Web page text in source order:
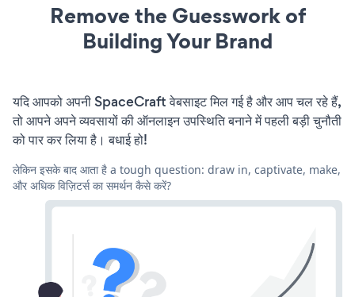
Remove the Guesswork of
Building Your Brand
यदि आपको अपनी SpaceCraft वेबसाइट मिल गई है और आप चल रहे हैं,
तो आपने अपने व्यवसायों की ऑनलाइन उपस्थिति बनाने में पहली बड़ी चुनौती
को पार कर लिया है। बधाई हो!
लेकिन इसके बाद आता है a tough question: draw in, captivate, make,
और अधिक विज़िटर्स का समर्थन कैसे करें?